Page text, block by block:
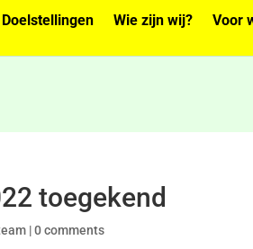
Doelstellingen Wie zijn wij? Voor
toegekend
|0 comments